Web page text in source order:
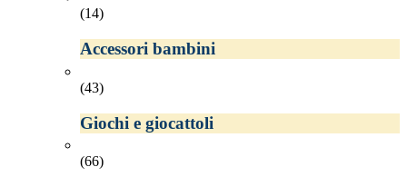
(14)
Accessori bambini
(43)
Giochi e giocattoli
(66)